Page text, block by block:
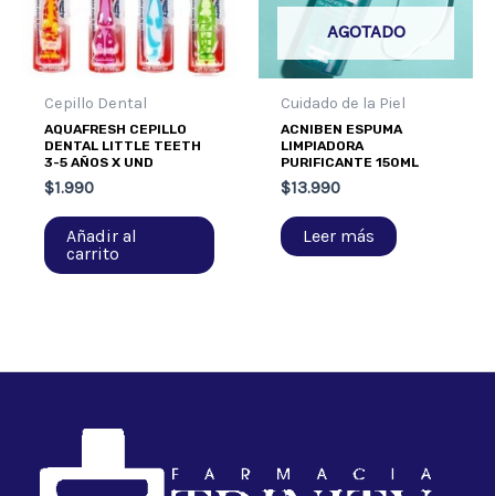
Cepillo Dental
AQUAFRESH CEPILLO
DENTAL LITTLE TEETH
3-5 AÑOS X UND
$1.990
Añadir al
carrito
AGOTADO
Cuidado de la Piel
ACNIBEN ESPUMA
LIMPIADORA
PURIFICANTE 150ML
$13.990
Leer más